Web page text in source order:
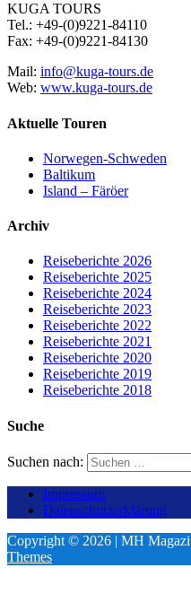
KUGA TOURS
Tel.: +49-(0)9221-84110
Fax: +49-(0)9221-84130
Mail: info@kuga-tours.de
Web: www.kuga-tours.de
Aktuelle Touren
Norwegen-Schweden
Baltikum
Island – Färöer
Archiv
Reiseberichte 2026
Reiseberichte 2025
Reiseberichte 2024
Reiseberichte 2023
Reiseberichte 2022
Reiseberichte 2021
Reiseberichte 2020
Reiseberichte 2019
Reiseberichte 2018
Suche
Suchen nach:
Impressum
Datenschutzerklärung
Copyright © 2026 | MH
Themes